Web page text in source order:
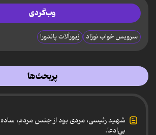
وب‌گردی
سرویس خواب نوزاد زیورآلات پاندورا
پربحث‌ها
شهید رئیسی، مردی بود از جنس مردم،
بی‌ادعا.